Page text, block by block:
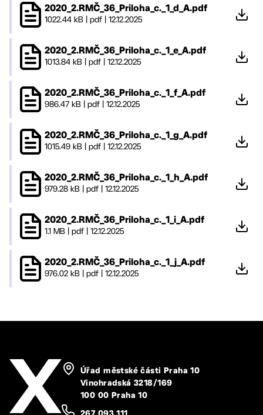
2020_2.RMČ_36_Priloha_c._1_d_A.pdf
1022.44 kB pdf 12.12.2025
2020_2.RMČ_36_Priloha_c._1_e_A.pdf
1013.84 kB pdf 12.12.2025
2020_2.RMČ_36_Priloha_c._1_f_A.pdf
986.47 kB pdf 12.12.2025
2020_2.RMČ_36_Priloha_c._1_g_A.pdf
1015.49 kB pdf 12.12.2025
2020_2.RMČ_36_Priloha_c._1_h_A.pdf
979.28 kB pdf 12.12.2025
2020_2.RMČ_36_Priloha_c._1_i_A.pdf
1.1 MB pdf 12.12.2025
2020_2.RMČ_36_Priloha_c._1_j_A.pdf
976.02 kB pdf 12.12.2025
Úřad městské části Praha 10
Vinohradská 3218/169
100 00 Praha 10